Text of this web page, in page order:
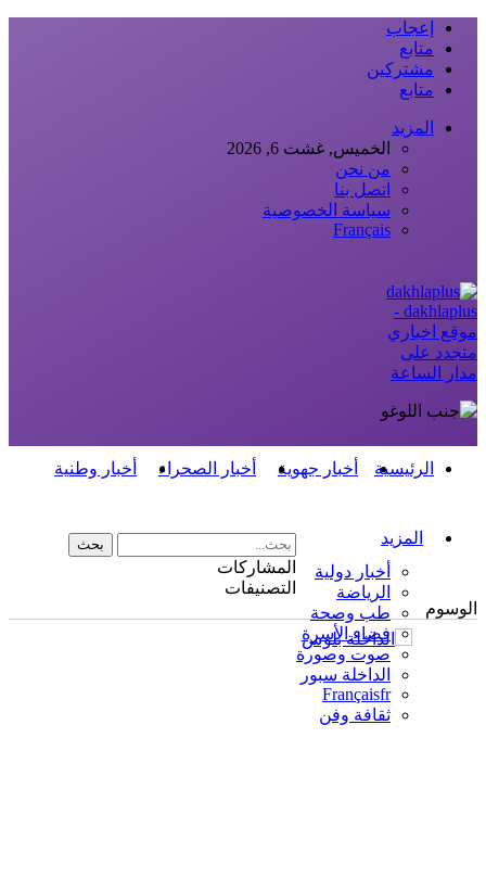
إعجاب
متابع
مشتركين
متابع
المزيد
الخميس, غشت 6, 2026
من نحن
اتصل بنا
سياسة الخصوصية
Français
dakhlaplus -
موقع اخباري
متجدد على
مدار الساعة
الرئيسية أخبار جهوية أخبار الصحراء أخبار وطنية
المزيد
أخبار دولية
الرياضة
طب وصحة
فضاء الأسرة
صوت وصورة
الداخلة سبور
Françaisfr
ثقافة وفن
المشاركات
التصنيفات
الوسوم